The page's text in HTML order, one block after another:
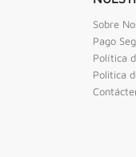
Sobre
Pago
Política
Politica